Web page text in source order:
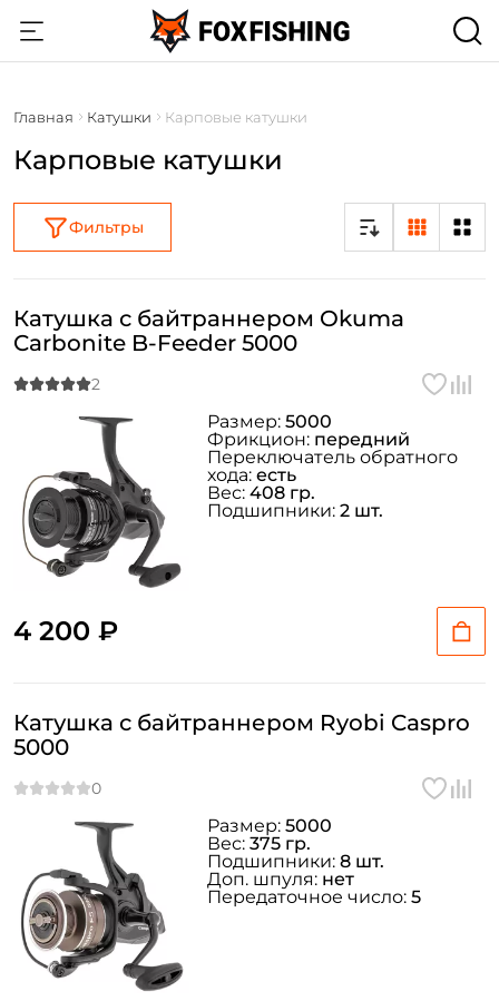
Главная Катушки Карповые катушки
Карповые катушки
Фильтры
Катушка с байтраннером Okuma
Carbonite B-Feeder 5000
4 200 ₽
Размер: 5000
Фрикцион: передний
Переключатель обратного
хода: есть
Вес: 408 гр.
Подшипники: 2 шт.
Катушка с байтраннером Ryobi Caspro
5000
Размер: 5000
Вес: 375 гр.
Подшипники: 8 шт.
Доп. шпуля: нет
Передаточное число: 5